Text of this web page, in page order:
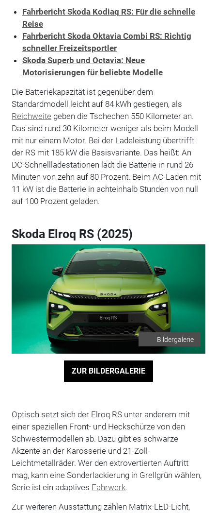
Fahrbericht Skoda Kodiaq RS: Für die schnelle
Reise
Fahrbericht Skoda Oktavia Combi RS: Richtig
schneller Freizeitsportler
Skoda Superb und Octavia: Neue
Motorisierungen für beliebte Modelle
Die Batteriekapazität ist gegenüber dem
Standardmodell leicht auf 84 kWh gestiegen, als
Reichweite geben die Tschechen 550 Kilometer an.
Das sind rund 30 Kilometer weniger als beim Modell
mit nur einem Motor. Bei der Ladeleistung übertrifft
der RS mit 185 kW die Basisvariante. Das heißt: An
DC-Schnellladestationen lädt die Batterie in rund 26
Minuten von zehn auf 80 Prozent. Beim AC-Laden mit
11 kW ist die Batterie in achteinhalb Stunden von null
auf 100 Prozent geladen.
Skoda Elroq RS (2025)
Bildergalerie
ZUR BILDERGALERIE
Optisch setzt sich der Elroq RS unter anderem mit
einer speziellen Front- und Heckschürze von den
Schwestermodellen ab. Dazu gibt es schwarze
Akzente an der Karosserie und 21-Zoll-
Leichtmetallräder. Wer den extrovertierten Auftritt
mag, kann eine Sonderlackierung in Grellgrün wählen,
Serie ist ein adaptives Fahrwerk.
Zur weiteren Ausstattung zählen Matrix-LED-Licht,